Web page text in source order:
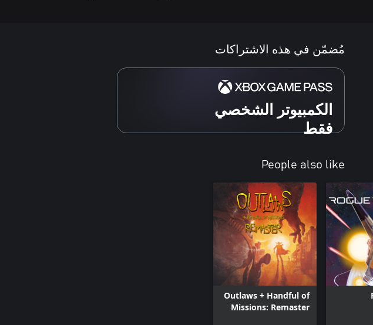
مُضمّن في هذه الاشتراكات
الكمبيوتر الشخصي
فقط
People also like
Outlaws + Handful of
Missions: Remaster